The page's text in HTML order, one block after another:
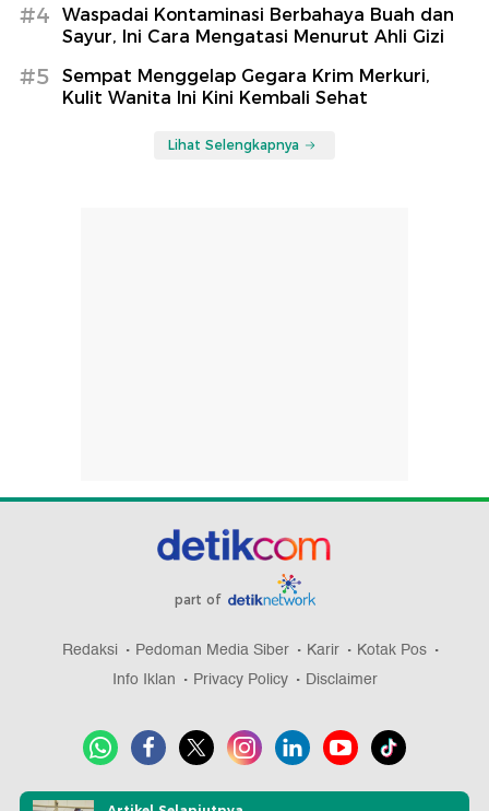
#4
Waspadai Kontaminasi Berbahaya Buah dan
Sayur, Ini Cara Mengatasi Menurut Ahli Gizi
#5
Sempat Menggelap Gegara Krim Merkuri,
Kulit Wanita Ini Kini Kembali Sehat
Lihat Selengkapnya
part of
Redaksi Pedoman Media Siber Karir
Kotak Pos
Info Iklan
Privacy Policy Disclaimer